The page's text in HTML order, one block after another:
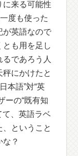
に来る可能性
度も使った
が英語なので
とも用を足し
であろう人
にかけたと
本語”対“英
ーの“既有知
て、英語ラベ
ということ
？